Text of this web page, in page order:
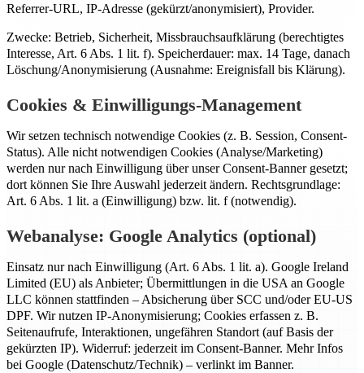
Referrer-URL, IP-Adresse (gekürzt/anonymisiert), Provider.
Zwecke: Betrieb, Sicherheit, Missbrauchsaufklärung (berechtigtes
Interesse, Art. 6 Abs. 1 lit. f). Speicherdauer: max. 14 Tage, danach
Löschung/Anonymisierung (Ausnahme: Ereignisfall bis Klärung).
Cookies & Einwilligungs-Management
Wir setzen technisch notwendige Cookies (z. B. Session, Consent-
Status). Alle nicht notwendigen Cookies (Analyse/Marketing)
werden nur nach Einwilligung über unser Consent-Banner gesetzt;
dort können Sie Ihre Auswahl jederzeit ändern. Rechtsgrundlage:
Art. 6 Abs. 1 lit. a (Einwilligung) bzw. lit. f (notwendig).
Webanalyse: Google Analytics (optional)
Einsatz nur nach Einwilligung (Art. 6 Abs. 1 lit. a). Google Ireland
Limited (EU) als Anbieter; Übermittlungen in die USA an Google
LLC können stattfinden – Absicherung über SCC und/oder EU-US
DPF. Wir nutzen IP-Anonymisierung; Cookies erfassen z. B.
Seitenaufrufe, Interaktionen, ungefähren Standort (auf Basis der
gekürzten IP). Widerruf: jederzeit im Consent-Banner. Mehr Infos
bei Google (Datenschutz/Technik) – verlinkt im Banner.